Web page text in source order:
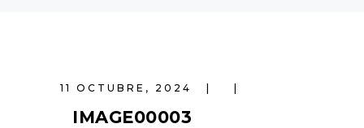
11 OCTUBRE, 2024
IMAGE00003